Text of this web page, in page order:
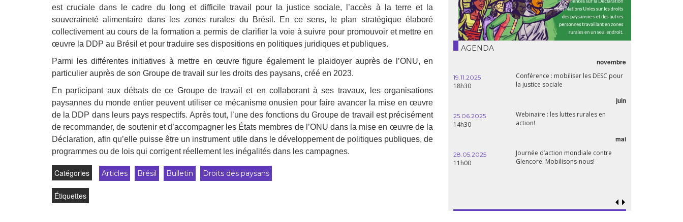
Guatemala
Haïti
Nigeria
Palestine
Pérou
Syrie
Turquie
est cruciale dans le cadre du long et difficile travail pour la justice sociale, l’accès à la terre et la
souveraineté alimentaire dans les zones rurales du Brésil. En ce sens, le plan stratégique élaboré
collectivement au cours de la formation a permis de clarifier la voie à suivre pour promouvoir et mettre en
œuvre la DDP au Brésil et pour traduire ses dispositions en politiques juridiques et publiques.
Parmi les différentes initiatives à mettre en œuvre figure également le plaidoyer auprès de l’ONU, en
particulier auprès de son Groupe de travail sur les droits des paysans, créé en 2023.
En participant aux débats de ce Groupe de travail et en collaborant à ses travaux, les organisations
paysannes du monde entier peuvent utiliser ce mécanisme onusien pour faire avancer la mise en œuvre
de la DDP dans leurs pays respectifs. Après tout, l’une des fonctions du Groupe de travail est précisément
de recommander, de soutenir et d’accompagner les États membres de l’ONU dans la mise en œuvre de la
Déclaration, afin qu’elle puisse être un instrument utile dans le développement de politiques publiques, de
programmes ou de lois qui corrigent réellement les inégalités dans les campagnes.
Catégories Articles Brésil Bulletin Droits des paysans
Étiquettes
AGENDA
novembre
19.11.2025
18h30
Conférence : mobiliser les DESC pour
la justice sociale
juin
25.06.2025
14h30
Webinaire : les luttes rurales en
action!
mai
28.05.2025
11h00
Journée d’action mondiale contre
Glencore: Mobilisons-nous!